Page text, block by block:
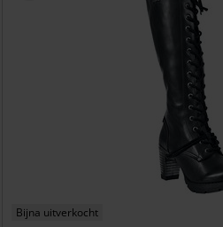
Bijna uitverkocht